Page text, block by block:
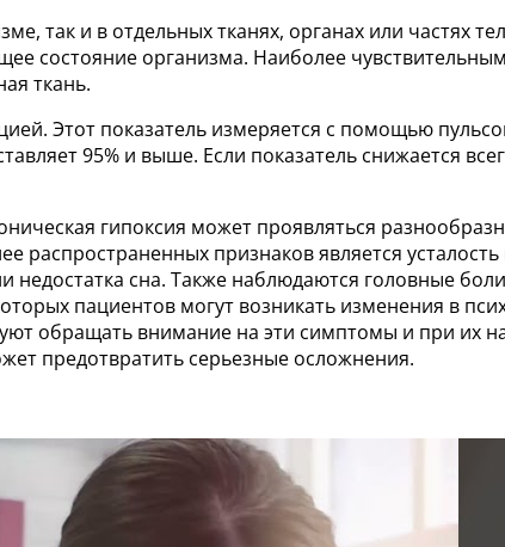
так и в отдельных тканях, органах или частях
состояние организма. Наиболее
ткань.
Этот показатель измеряется с помощью
95% и выше. Если показатель снижается
гипоксия может проявляться
распространенных признаков является
недостатка сна. Также наблюдаются головные
пациентов могут возникать изменения в
обращать внимание на эти симптомы и при их
предотвратить серьезные осложнения.